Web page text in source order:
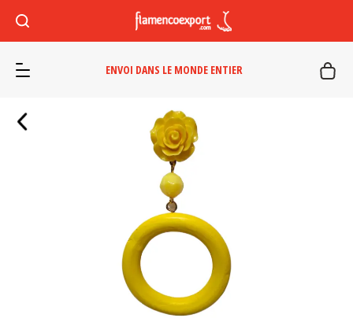
ENVOI DANS LE MONDE ENTIER